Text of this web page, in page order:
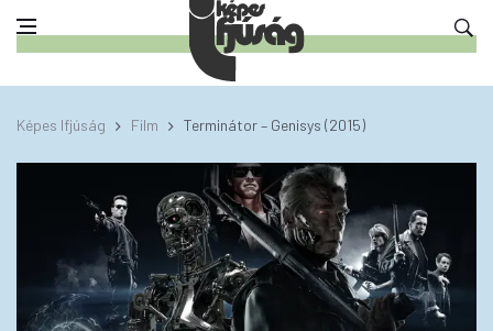
Képes Ifjúság Film Terminátor – Genisys (2015)